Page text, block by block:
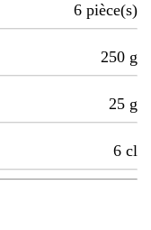
6 pièce(s)
250 g
25 g
6 cl